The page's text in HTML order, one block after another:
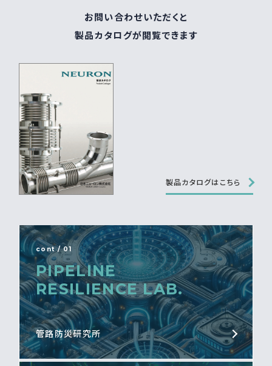
お問い合わせいただくと
製品カタログが閲覧できます
製品カタログはこちら
cont / 01
PIPELINE
RESILIENCE LAB.
管路防災研究所